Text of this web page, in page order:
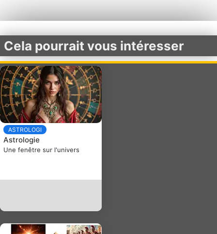
Cela pourrait vous intéresser
ASTROLOGI
Astrologie
Une fenêtre sur l'univers